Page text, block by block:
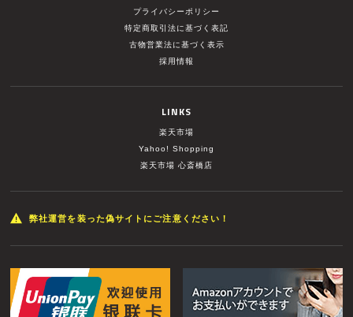
プライバシーポリシー
特定商取引法に基づく表記
古物営業法に基づく表示
採用情報
LINKS
楽天市場
Yahoo! Shopping
楽天市場 心斎橋店
弊社運営を装った偽サイトにご注意ください！